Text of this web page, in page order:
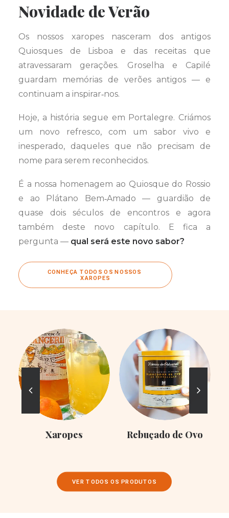
Novidade de Verão
Os nossos xaropes nasceram dos antigos
Quiosques de Lisboa e das receitas que
atravessaram gerações. Groselha e Capilé
guardam memórias de verões antigos — e
continuam a inspirar‑nos.
Hoje, a história segue em Portalegre. Criámos
um novo refresco, com um sabor vivo e
inesperado, daqueles que não precisam de
nome para serem reconhecidos.
É a nossa homenagem ao Quiosque do Rossio
e ao Plátano Bem‑Amado — guardião de
quase dois séculos de encontros e agora
também deste novo capítulo. E fica a
pergunta — qual será este novo sabor?
CONHEÇA TODOS OS NOSSOS
XAROPES
Xaropes Rebuçado de Ovo
VER TODOS OS PRODUTOS